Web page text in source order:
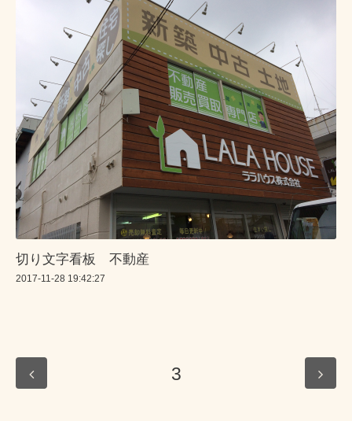
切り文字看板 不動産
2017-11-28 19:42:27
3